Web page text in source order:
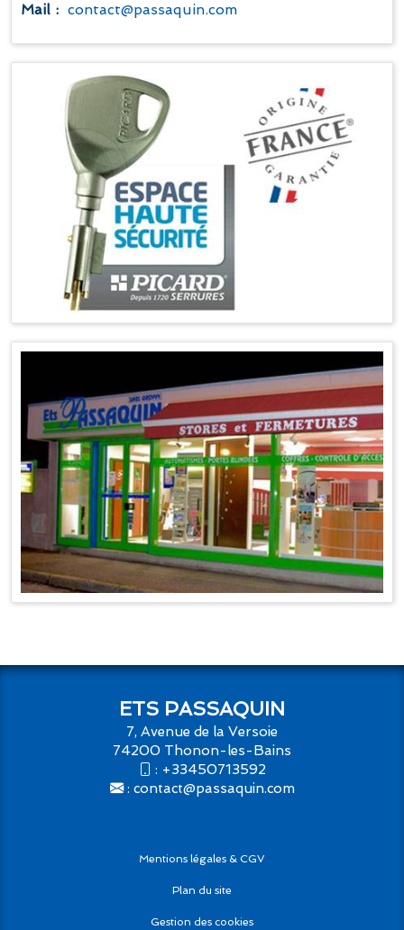
Mail : contact@passaquin.com
ETS PASSAQUIN
7, Avenue de la Versoie
74200 Thonon-les-Bains
: +33450713592
: contact@passaquin.com
Mentions légales & CGV
Plan du site
Gestion des cookies